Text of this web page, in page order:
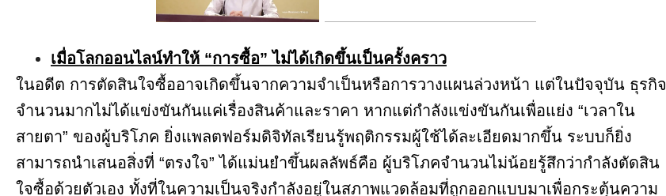
เมื่อโลกออนไลน์ทำให้ “การซื้อ” ไม่ได้เกิดขึ้นเป็นครั้งคราว
ในอดีต การตัดสินใจซื้ออาจเกิดขึ้นจากความจำเป็นหรือการวางแผนล่วงหน้า แต่ในปัจจุบัน ธุรกิจ
จำนวนมากไม่ได้แข่งขันกันแค่เรื่องสินค้าและราคา หากแต่กำลังแข่งขันกันเพื่อแย่ง “เวลาใน
สายตา” ของผู้บริโภค ยิ่งแพลตฟอร์มดิจิทัลเรียนรู้พฤติกรรมผู้ใช้ได้ละเอียดมากขึ้น ระบบก็ยิ่ง
สามารถนำเสนอสิ่งที่ “ตรงใจ” ได้แม่นยำขึ้นผลลัพธ์คือ ผู้บริโภคจำนวนไม่น้อยรู้สึกว่ากำลังตัดสิน
ใจซื้อด้วยตัวเอง ทั้งที่ในความเป็นจริงกำลังอยู่ในสภาพแวดล้อมที่ถูกออกแบบมาเพื่อกระตุ้นความ